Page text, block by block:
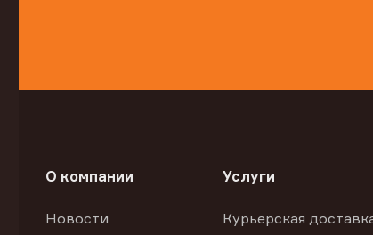
О компании
Новости
Услуги
Курьерская